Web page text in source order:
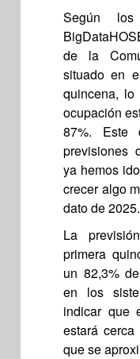
Según
de la
situado en
quincena,
ocupación
87%. Este
previsiones
ya hemos
crecer algo
dato de 2025.
La
primera
un 82,3%
en los
indicar que
estará
que se